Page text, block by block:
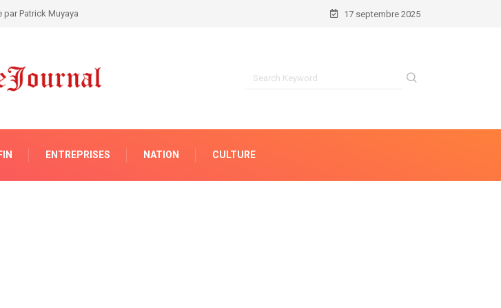
avec l’AFC/M23 et à mobiliser la nation 17 septembre 2025
ENTREPRISES NATION CULTURE